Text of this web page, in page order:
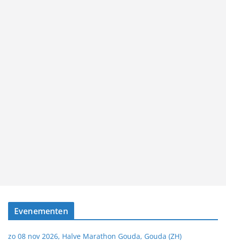
Evenementen
zo 08 nov 2026, Halve Marathon Gouda, Gouda (ZH)